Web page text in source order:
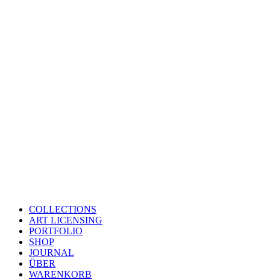
COLLECTIONS
ART LICENSING
PORTFOLIO
SHOP
JOURNAL
ÜBER
WARENKORB